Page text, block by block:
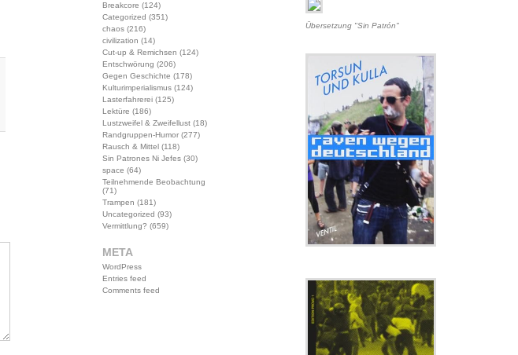
Breakcore (124)
Categorized (351)
chaos(216)
civilization (14)
Cut-up & Remichsen (124)
Entschwörung (206)
Gegen Geschichte (178)
Kulturimperialismus(124)
Lasterfahrerei(125)
Lektüre (186)
Lustzweifel & Zweifellust(18)
Randgruppen-Humor(277)
Rausch & Mittel(118)
Sin Patrones Ni Jefes(30)
space (64)
Teilnehmende Beobachtung
(71)
Trampen (181)
Uncategorized (93)
Vermittlung? (659)
META
WordPress
Entries feed
Comments feed
Übersetzung "Sin Patrón"